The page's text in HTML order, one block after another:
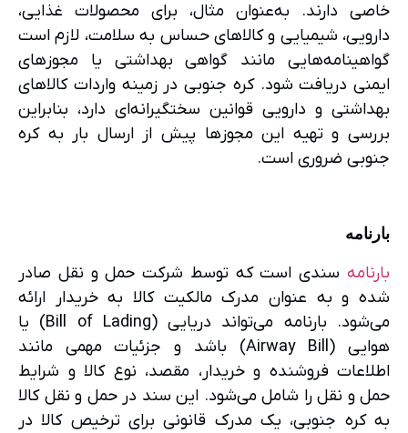
خاصی دارند. به‌عنوان مثال، برای محصولات غذایی،
دارویی، شیمیایی و کالاهای حساس به سلامت، لازم است
گواهینامه‌هایی مانند گواهی بهداشتی یا مجوزهای
ایمنی دریافت شود. کره جنوبی در زمینه واردات کالاهای
بهداشتی و دارویی قوانین سختگیرانه‌ای دارد، بنابراین
بررسی و تهیه این مجوزها پیش از ارسال بار به کره
جنوبی ضروری است.
بارنامه
بارنامه سندی است که توسط شرکت حمل و نقل صادر
شده و به عنوان مدرک مالکیت کالا به خریدار ارائه
می‌شود. بارنامه می‌تواند دریایی (Bill of Lading) یا
هوایی (Airway Bill) باشد و جزئیات مهمی مانند
اطلاعات فروشنده و خریدار، مقصد، نوع کالا و شرایط
حمل و نقل را شامل می‌شود. این سند در حمل و نقل کالا
به کره جنوبی، یک مدرک قانونی برای ترخیص کالا در